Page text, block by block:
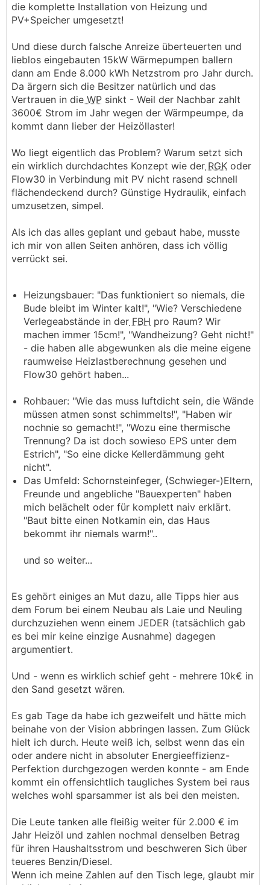
die komplette Installation von Heizung und
PV+Speicher umgesetzt!
Und diese durch falsche Anreize überteuerten und
lieblos eingebauten 15kW Wärmepumpen ballern
dann am Ende 8.000 kWh Netzstrom pro Jahr durch.
Da ärgern sich die Besitzer natürlich und das
Vertrauen in die WP sinkt - Weil der Nachbar zahlt
3600€ Strom im Jahr wegen der Wärmpeumpe, da
kommt dann lieber der Heizöllaster!
Wo liegt eigentlich das Problem? Warum setzt sich
ein wirklich durchdachtes Konzept wie der RGK oder
Flow30 in Verbindung mit PV nicht rasend schnell
flächendeckend durch? Günstige Hydraulik, einfach
umzusetzen, simpel.
Als ich das alles geplant und gebaut habe, musste
ich mir von allen Seiten anhören, dass ich völlig
verrückt sei.
Heizungsbauer: "Das funktioniert so niemals, die
Bude bleibt im Winter kalt!", "Wie? Verschiedene
Verlegeabstände in der FBH pro Raum? Wir
machen immer 15cm!", "Wandheizung? Geht nicht!"
- die haben alle abgewunken als die meine eigene
raumweise Heizlastberechnung gesehen und
Flow30 gehört haben...
Rohbauer: "Wie das muss luftdicht sein, die Wände
müssen atmen sonst schimmelts!", "Haben wir
nochnie so gemacht!", "Wozu eine thermische
Trennung? Da ist doch sowieso EPS unter dem
Estrich", "So eine dicke Kellerdämmung geht
nicht".
Das Umfeld: Schornsteinfeger, (Schwieger-)Eltern,
Freunde und angebliche "Bauexperten" haben
mich belächelt oder für komplett naiv erklärt.
"Baut bitte einen Notkamin ein, das Haus
bekommt ihr niemals warm!"..
und so weiter...
Es gehört einiges an Mut dazu, alle Tipps hier aus
dem Forum bei einem Neubau als Laie und Neuling
durchzuziehen wenn einem JEDER (tatsächlich gab
es bei mir keine einzige Ausnahme) dagegen
argumentiert.
Und - wenn es wirklich schief geht - mehrere 10k€ in
den Sand gesetzt wären.
Es gab Tage da habe ich gezweifelt und hätte mich
beinahe von der Vision abbringen lassen. Zum Glück
hielt ich durch. Heute weiß ich, selbst wenn das ein
oder andere nicht in absoluter Energieeffizienz-
Perfektion durchgezogen werden konnte - am Ende
kommt ein offensichtlich taugliches System bei raus
welches wohl sparsammer ist als bei den meisten.
Die Leute tanken alle fleißig weiter für 2.000 € im
Jahr Heizöl und zahlen nochmal denselben Betrag
für ihren Haushaltsstrom und beschweren Sich über
teueres Benzin/Diesel.
Wenn ich meine Zahlen auf den Tisch lege, glaubt mir